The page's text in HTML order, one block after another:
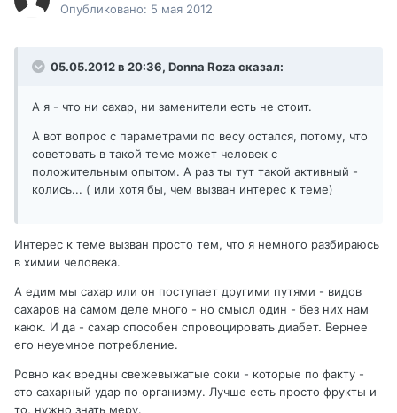
Опубликовано: 5 мая 2012
05.05.2012 в 20:36, Donna Roza сказал:
А я - что ни сахар, ни заменители есть не стоит.
А вот вопрос с параметрами по весу остался, потому, что
советовать в такой теме может человек с
положительным опытом. А раз ты тут такой активный -
колись... ( или хотя бы, чем вызван интерес к теме)
Интерес к теме вызван просто тем, что я немного разбираюсь
в химии человека.
А едим мы сахар или он поступает другими путями - видов
сахаров на самом деле много - но смысл один - без них нам
каюк. И да - сахар способен спровоцировать диабет. Вернее
его неуемное потребление.
Ровно как вредны свежевыжатые соки - которые по факту -
это сахарный удар по организму. Лучше есть просто фрукты и
то, нужно знать меру.